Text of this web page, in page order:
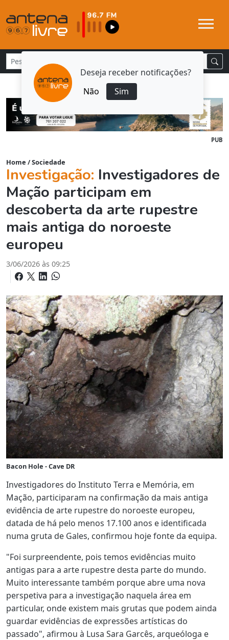
Deseja receber notificações?
Não
Sim
PUB
Home /Sociedade
Investigação: Investigadores de
Mação participam em
descoberta da arte rupestre
mais antiga do noroeste
europeu
3/06/2026 às 09:25
Bacon Hole - Cave DR
Investigadores do Instituto Terra e Memória, em
Mação, participaram na confirmação da mais antiga
evidência de arte rupestre do noroeste europeu,
datada de há pelo menos 17.100 anos e identificada
numa gruta de Gales, confirmou hoje fonte da equipa.
"Foi surpreendente, pois temos evidências muito
antigas para a arte rupestre desta parte do mundo.
Muito interessante também porque abre uma nova
perspetiva para a investigação naquela área em
particular, onde existem mais grutas que podem ainda
guardar evidências de expressões artísticas do
passado", afirmou à Lusa Sara Garcês, arqueóloga e